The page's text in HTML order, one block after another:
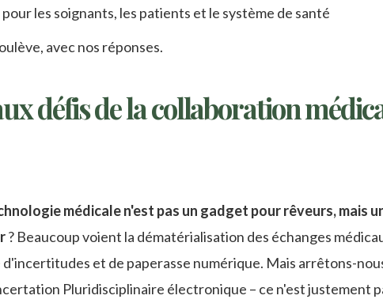
les soignants, les patients et le système de santé
avec nos réponses.
défis de la collaboration
médicale n'est pas un gadget pour rêveurs, mais
? Beaucoup voient la dématérialisation des échanges
d'incertitudes et de paperasse numérique. Mais arrêtons-
Pluridisciplinaire électronique – ce n'est justement